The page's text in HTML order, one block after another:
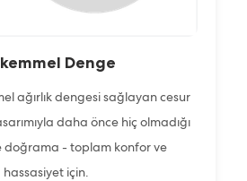
Denge
ağırlık dengesi sağlayan cesur
daha önce hiç olmadığı
doğrama - toplam konfor ve
hassasiyet için.